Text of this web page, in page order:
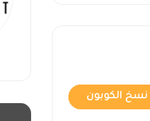
نسخ الكوبون